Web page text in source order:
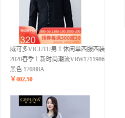
威可多VICUTU男士休闲单西服西装
2020春季上新时尚潮流VRW17119867
黑色 170/88A
￥402.50